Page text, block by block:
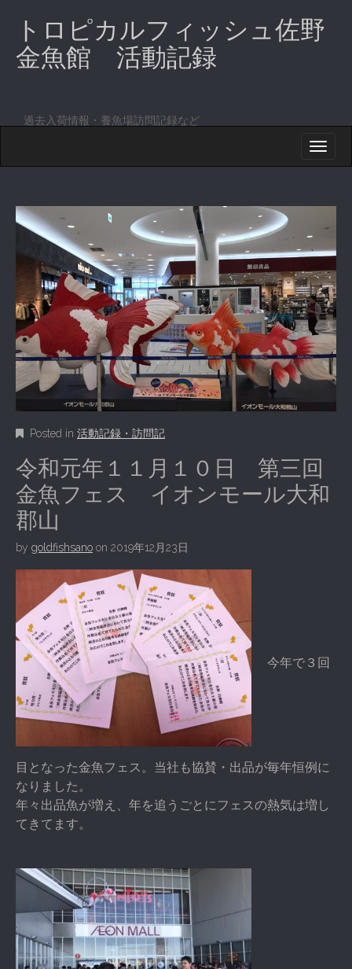
トロピカルフィッシュ佐野
金魚館 活動記録
過去入荷情報・養魚場訪問記録など
N
M
N
U
O
C
N
N
T
Posted in 活動記録・訪問記
令和元年１１月１０日 第三回
金魚フェス イオンモール大和
郡山
by goldfishsano on 2019年12月23日
今年で３回
目となった金魚フェス。当社も協賛・出品が毎年恒例に
なりました。
年々出品魚が増え、年を追うごとにフェスの熱気は増し
てきてます。